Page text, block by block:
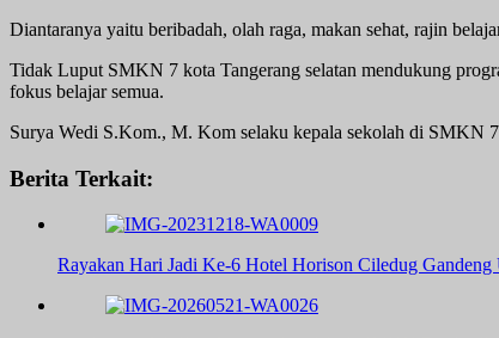
Diantaranya yaitu beribadah, olah raga, makan sehat, rajin
Tidak Luput SMKN 7 kota Tangerang selatan mendukung
fokus belajar semua.
Surya Wedi S.Kom., M. Kom selaku kepala sekolah di SMKN
Berita Terkait:
Rayakan Hari Jadi Ke-6 Hotel Horison Ciledug